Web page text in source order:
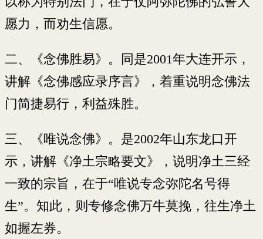
愿力，而劝生信愿。
二、《念佛胜易》。同是2001年大连开示，
讲解《念佛感应录序言》，着重说明念佛法
门简捷易行，利益殊胜。
三、《唯说念佛》。是2002年山东龙口开
示，讲解《净土宗略要文》，说明净土三经
一致的宗旨，在于“唯说专念弥陀名号得
生”。知此，则专修念佛万牛莫挽，往生净土
如握左券。